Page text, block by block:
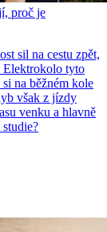
proč je
sil na cestu zpět,
Elektrokolo tyto
na běžném kole
však z jízdy
venku a hlavně